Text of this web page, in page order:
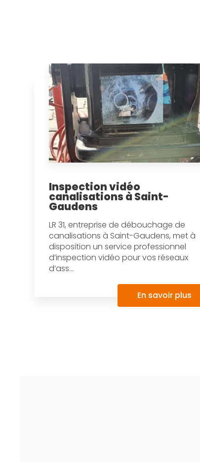
Inspection vidéo
canalisations à Saint-
Gaudens
LR 31, entreprise de débouchage de
canalisations à Saint-Gaudens, met à
disposition un service professionnel
d’inspection vidéo pour vos réseaux
d’ass...
En savoir plus